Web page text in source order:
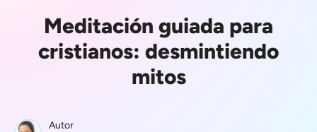
Meditación guiada para
cristianos: desmintiendo
mitos
Autor